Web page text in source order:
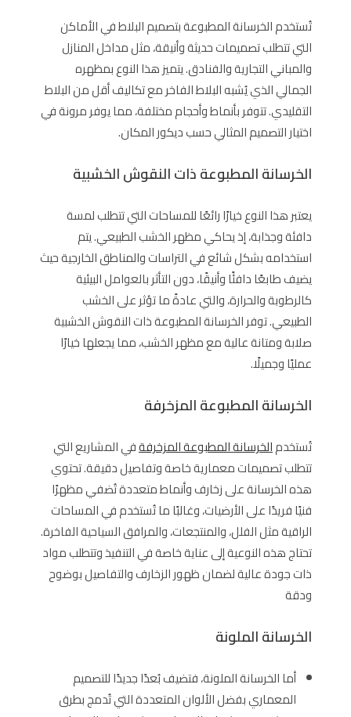
تُستخدم الخرسانة المطبوعة بتصميم البلاط في الأماكن
التي تتطلب تصميمات حديثة وأنيقة، مثل مداخل المنازل
والمباني التجارية والفنادق. يتميز هذا النوع بمظهره
الجمالي الذي يُشبه البلاط الفاخر مع تكاليف أقل من البلاط
التقليدي. تتوفر بأنماط وأحجام مختلفة، مما يوفر مرونة في
اختيار التصميم المثالي حسب ديكور المكان.
الخرسانة المطبوعة ذات النقوش الخشبية
يعتبر هذا النوع خيارًا رائعًا للمساحات التي تتطلب لمسة
دافئة وجذابة، إذ يحاكي مظهر الخشب الطبيعي. يتم
استخدامه بشكل شائع في التراسات والمناطق الخارجية حيث
يضيف طابعًا دافئًا وأنيقًا، دون التأثر بالعوامل البيئية
كالرطوبة والحرارة، والتي عادةً ما تؤثر على الخشب
الطبيعي. توفر الخرسانة المطبوعة ذات النقوش الخشبية
صلابة ومتانة عالية مع مظهر الخشب، مما يجعلها خيارًا
عمليًا وجميلًا.
الخرسانة المطبوعة المزخرفة
تُستخدمالخرسانة المطبوعة المزخرفةفي المشاريع التي
تتطلب تصميمات معمارية خاصة وتفاصيل دقيقة. تحتوي
هذه الخرسانة على زخارف وأنماط متعددة تُضفي مظهرًا
فنيًا فريدًا على الأرضيات، وغالبًا ما تُستخدم في المساحات
الراقية مثل الفلل، والمنتجعات، والمرافق السياحية الفاخرة.
تحتاج هذه النوعية إلى عناية خاصة في التنفيذ وتتطلب مواد
ذات جودة عالية لضمان ظهور الزخارف والتفاصيل بوضوح
ودقة
الخرسانة الملونة
أما الخرسانة الملونة، فتضيف بُعدًا جديدًا للتصميم
المعماري بفضل الألوان المتعددة التي تُدمج بطرق